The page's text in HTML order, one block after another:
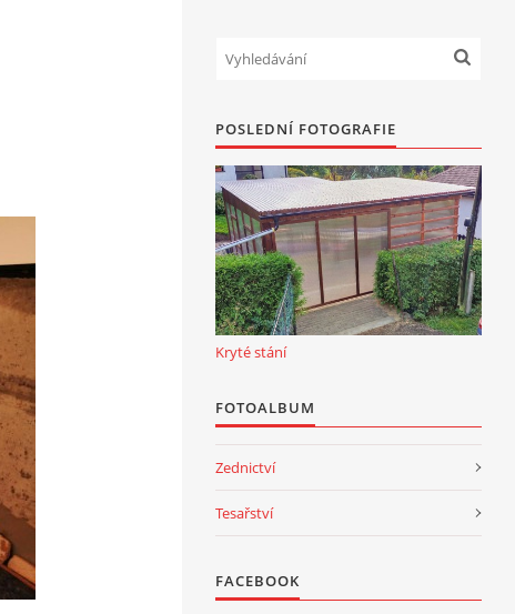
POSLEDNÍ FOTOGRAFIE
Kryté stání
FOTOALBUM
Zednictví
Tesařství
FACEBOOK